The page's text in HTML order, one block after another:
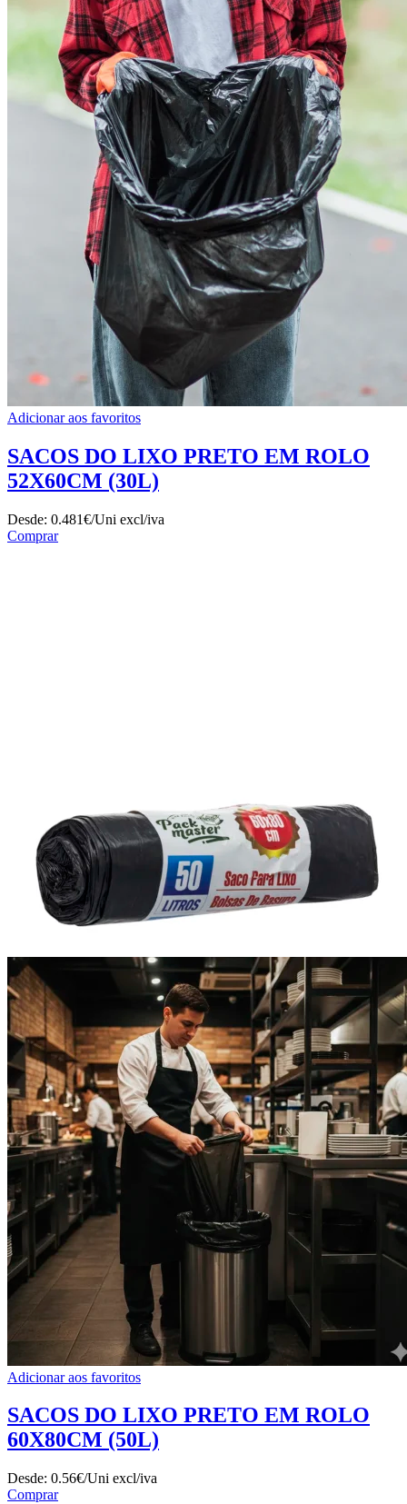
Adicionar aos favoritos
SACOS DO LIXO PRETO EM ROLO
52X60CM (30L)
Desde: 0.481€/Uni excl/iva
Comprar
Adicionar aos favoritos
SACOS DO LIXO PRETO EM ROLO
60X80CM (50L)
Desde: 0.56€/Uni excl/iva
Comprar